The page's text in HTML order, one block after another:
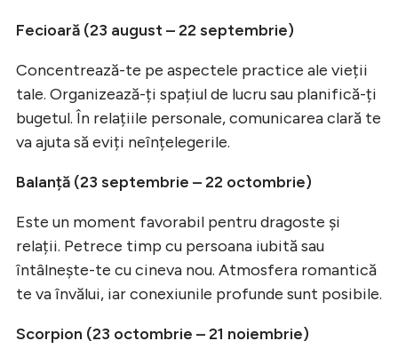
Fecioară (23 august – 22 septembrie)
Concentrează-te pe aspectele practice ale vieții
tale. Organizează-ți spațiul de lucru sau planifică-ți
bugetul. În relațiile personale, comunicarea clară te
va ajuta să eviți neînțelegerile.
Balanță (23 septembrie – 22 octombrie)
Este un moment favorabil pentru dragoste și
relații. Petrece timp cu persoana iubită sau
întâlnește-te cu cineva nou. Atmosfera romantică
te va învălui, iar conexiunile profunde sunt posibile.
Scorpion (23 octombrie – 21 noiembrie)